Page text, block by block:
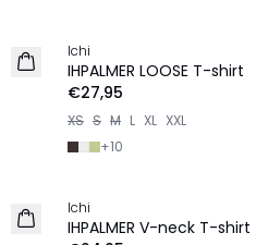
NEU
Ichi
IHPALMER LOOSE T-shirt
€27,95
XS S M L XL XXL
+10
NEU
Ichi
IHPALMER V-neck T-shirt